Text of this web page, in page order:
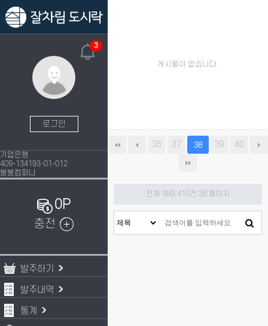
3
로그인
기업은행
409-134193-01-012
봉봉컴퍼니
0P
충전
발주하기
발주내역
통계
게시물이 없습니다.
36 37 38 39 40
전체 989,410건 38 페이지